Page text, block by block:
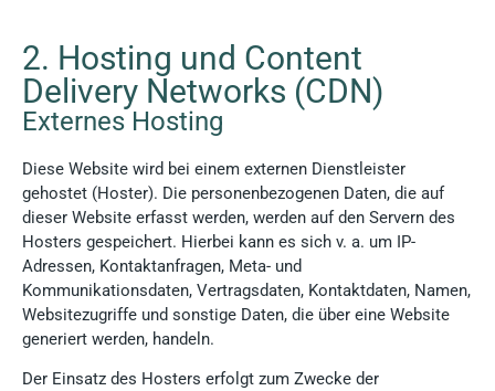
2. Hosting und Content
Delivery Networks (CDN)
Externes Hosting
Diese Website wird bei einem externen Dienstleister
gehostet (Hoster). Die personenbezogenen Daten, die auf
dieser Website erfasst werden, werden auf den Servern des
Hosters gespeichert. Hierbei kann es sich v. a. um IP-
Adressen, Kontaktanfragen, Meta- und
Kommunikationsdaten, Vertragsdaten, Kontaktdaten, Namen,
Websitezugriffe und sonstige Daten, die über eine Website
generiert werden, handeln.
Der Einsatz des Hosters erfolgt zum Zwecke der